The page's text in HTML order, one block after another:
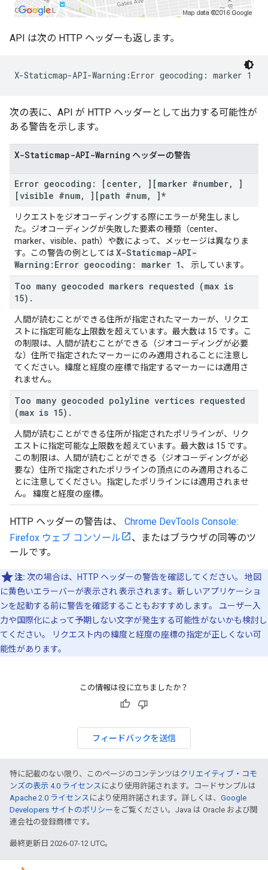
API は次の HTTP ヘッダーも返します。
次の表に、API が HTTP ヘッダーとして出力する可能性が
ある警告を示します。
X-Staticmap-API-Warning ヘッダーの警告
Error geocoding: [center, ][marker #number,
]
[visible #num, ][path #num, ]*
リクエストをジオコーディングする際にエラーが発生しまし
た。ジオコーディングが失敗した要素の種類（center、
marker、visible、path）や数によって、メッセージは異なりま
す。この警告の例としてはX-Staticmap-API-
Warning:Error geocoding: marker 1、 示しています。
Too many geocoded markers requested (max is
15) .
人間が読むことができる住所が指定されたマーカーが、リクエ
ストに指定可能な上限数を超えています。最大数は 15 です。こ
の制限は、人間が読むことができる（ジオコーディングが必要
な）住所で指定されたマーカーにのみ適用されることに注意し
てください。緯度と経度の座標で指定するマーカーには適用さ
れません。
Too many geocoded polyline vertices requested
(max is 15) .
人間が読むことができる住所が指定されたポリラインが、リク
エストに指定可能な上限数を超えています。最大数は 15 です。
この制限は、人間が読むことができる（ジオコーディングが必
要な）住所で指定されたポリラインの頂点にのみ適用されるこ
とに注意してください。指定したポリラインには適用されませ
ん。 緯度と経度の座標。
HTTP ヘッダーの警告は、 Chrome DevTools Console:
Firefox ウェブ コンソール
、またはブラウザの同等のツ
ールです。
注: 次の場合は、HTTP ヘッダーの警告を確認してください。 地図
に黄色いエラーバーが表示され 表示されます。新しいアプリケーショ
ンを起動する前に警告を確認することもおすすめします。 ユーザー入
力や国際化によって予期しない文字が発生する可能性がないかも検討し
てください。 リクエスト内の緯度と経度の座標の指定が正しくない可
能性があります。
この情報は役に立ちましたか？
フィードバックを送信
特に記載のない限り、このページのコンテンツはクリエイティブ・コモ
ンズの表示 4.0 ライセンス により使用許諾されます。コードサンプルは
Apache 2.0 ライセンス により使用許諾されます。詳しくは、 Google
Developers サイトのポリシー をご覧ください。Java は Oracle および関
連会社の登録商標です。
最終更新日 2026-07-12 UTC。